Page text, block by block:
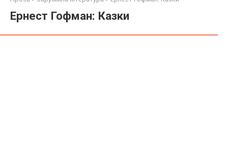
Ернест Гофман: Казки